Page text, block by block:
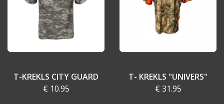
T-KREKLS CITY GUARD
€ 10.95
T- KREKLS "UNIVERS"
€ 31.95